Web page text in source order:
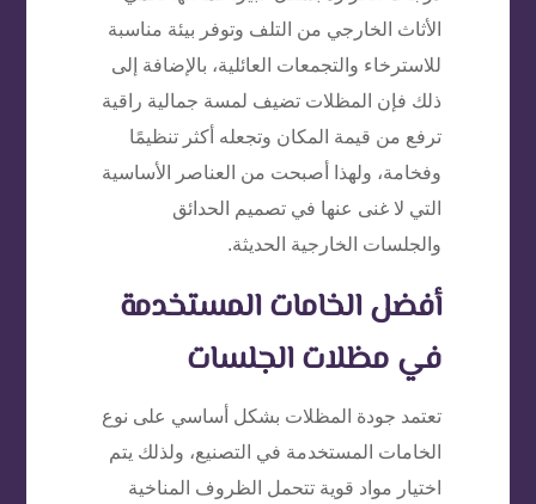
الأثاث الخارجي من التلف وتوفر بيئة مناسبة
للاسترخاء والتجمعات العائلية، بالإضافة إلى
ذلك فإن المظلات تضيف لمسة جمالية راقية
ترفع من قيمة المكان وتجعله أكثر تنظيمًا
وفخامة، ولهذا أصبحت من العناصر الأساسية
التي لا غنى عنها في تصميم الحدائق
والجلسات الخارجية الحديثة.
أفضل الخامات المستخدمة
في مظلات الجلسات
تعتمد جودة المظلات بشكل أساسي على نوع
الخامات المستخدمة في التصنيع، ولذلك يتم
اختيار مواد قوية تتحمل الظروف المناخية